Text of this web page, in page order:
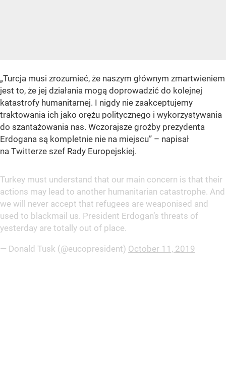
„Turcja musi zrozumieć, że naszym głównym zmartwieniem
jest to, że jej działania mogą doprowadzić do kolejnej
katastrofy humanitarnej. I nigdy nie zaakceptujemy
traktowania ich jako orężu politycznego i wykorzystywania
do szantażowania nas. Wczorajsze groźby prezydenta
Erdogana są kompletnie nie na miejscu” – napisał
na Twitterze szef Rady Europejskiej.
Turkey must understand that our main concern is that their
actions may lead to another humanitarian catastrophe. And
we will never accept that refugees are weaponised and
used to blackmail us. President Erdogan’s threats of
yesterday are totally out of place.
— Donald Tusk (@eucopresident) October 11, 2019